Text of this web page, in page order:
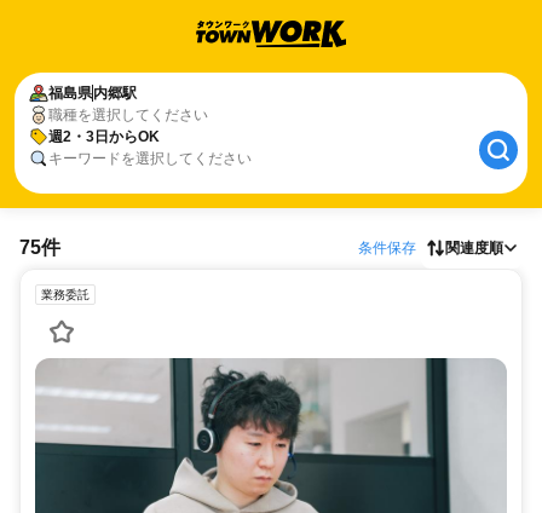
福島県内郷駅
職種を選択してください
週2・3日からOK
キーワードを選択してください
75件 条件保存 関連度順
業務委託